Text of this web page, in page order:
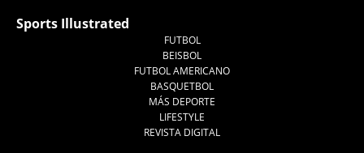
Sports Illustrated
FUTBOL
BEISBOL
FUTBOL AMERICANO
BASQUETBOL
MÁS DEPORTE
LIFESTYLE
REVISTA DIGITAL